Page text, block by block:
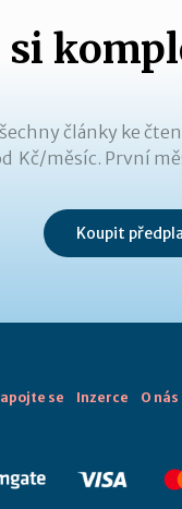
si
články ke
Kč/měsíc. První
Koupit
se Inzerce O nás